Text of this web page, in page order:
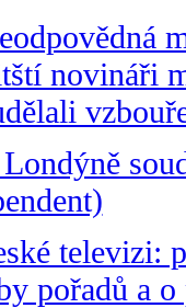
novináři
televizi:
pořadů a